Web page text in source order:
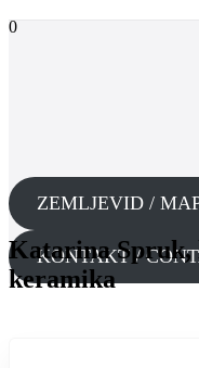
0
ZEMLJEVID /
KONTAKT /
Katarina Spruk,
keramika